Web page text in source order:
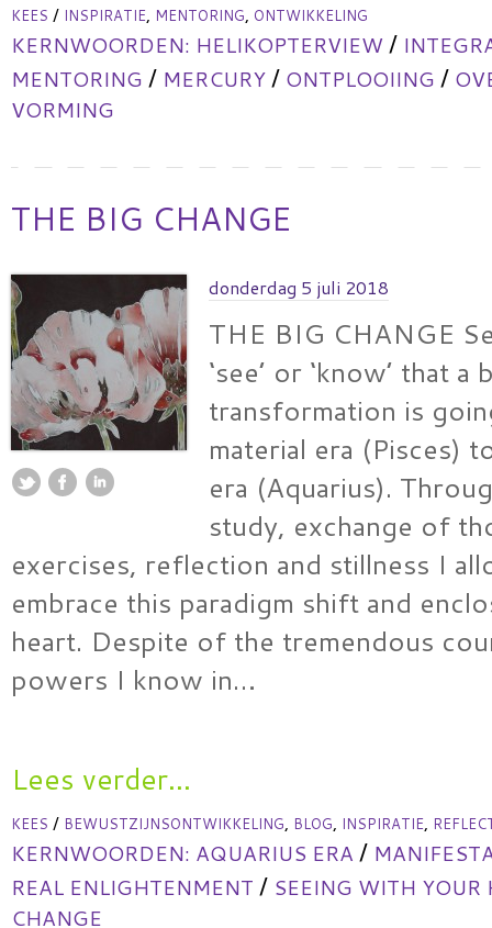
KEES / INSPIRATIE, MENTORING, ONTWIKKELING
KERNWOORDEN: HELIKOPTERVIEW/
MENTORING / MERCURY/ ONTPLOOIING /
VORMING
THE BIG CHANGE
donderdag 5 juli 2018
THE BIG CHANGE
‘see’ or ‘know’ that a
transformation is
material era (Pisces)
era (Aquarius).
study, exchange of
exercises, reflection and stillness I
embrace this paradigm shift and
heart. Despite of the tremendous
powers I know in…
Lees verder...
KEES / BEWUSTZIJNSONTWIKKELING, BLOG, INSPIRATIE,
KERNWOORDEN: AQUARIUS ERA /
REAL ENLIGHTENMENT / SEEING WITH YOUR
CHANGE